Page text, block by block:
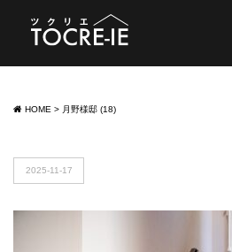
HOME > 月野様邸 (18)
2025-11-17